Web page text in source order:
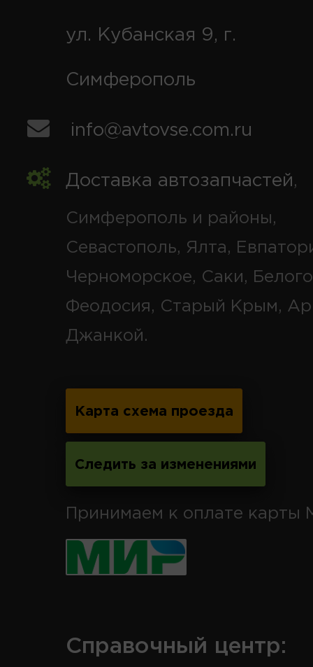
ул. Кубанская 9, г.
Симферополь
info@avtovse.com.ru
Доставка автозапчастей,
Симферополь и районы,
Севастополь, Ялта,
Черноморское, Саки,
Феодосия, Старый Крым,
Джанкой.
Карта схема проезда
Следить за изменениями
Принимаем к оплате карты
Справочный центр: